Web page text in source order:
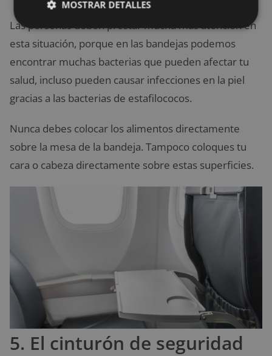
Las personas deben prestar mucha más atención en
esta situación, porque en las bandejas podemos
encontrar muchas bacterias que pueden afectar tu
salud, incluso pueden causar infecciones en la piel
gracias a las bacterias de estafilococos.
Nunca debes colocar los alimentos directamente
sobre la mesa de la bandeja. Tampoco coloques tu
cara o cabeza directamente sobre estas superficies.
5. El cinturón de seguridad
MOSTRAR DETALLES